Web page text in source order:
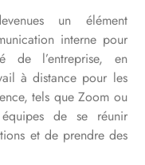
un élément
interne pour
de l’entreprise, en
à distance pour les
tels que Zoom ou
de se réunir
et de prendre des